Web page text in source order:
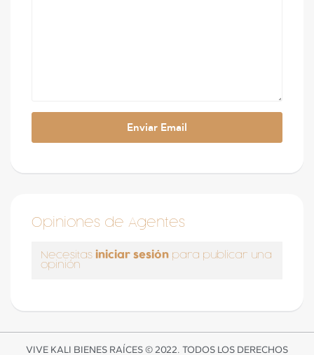
Opiniones de Agentes
Necesitas iniciar sesión para publicar una
opinión
VIVE KALI BIENES RAÍCES © 2022. TODOS LOS DERECHOS